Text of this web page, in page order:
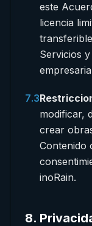
este
licencia
Servicios
7.3
modificar,
crear
Contenido
inoRain.
8.